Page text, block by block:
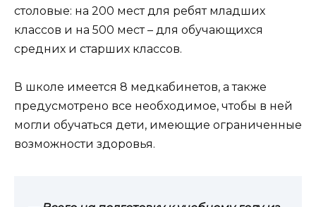
столовые: на 200 мест для ребят младших
классов и на 500 мест – для обучающихся
средних и старших классов.
В школе имеется 8 медкабинетов, а также
предусмотрено все необходимое, чтобы в ней
могли обучаться дети, имеющие ограниченные
возможности здоровья.